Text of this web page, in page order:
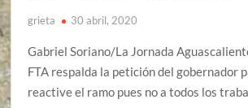
grieta 30 abril, 2020
Gabriel Soriano/La Jornada
FTA respalda la petición del gobernador
reactive el ramo pues no a todos los